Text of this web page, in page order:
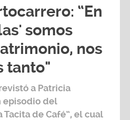
“En
somos
nos
tanto"
a Patricia
episodio del
Tacita de Café”, el cual